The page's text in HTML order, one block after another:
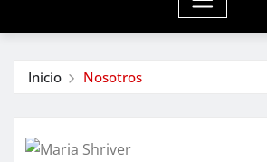
Inicio Nosotros